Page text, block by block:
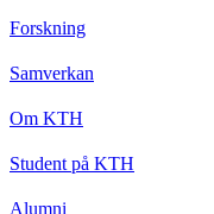
Forskning
Samverkan
Om KTH
Student på KTH
Alumni